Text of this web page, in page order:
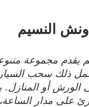
النسيم
يقدم مجموعة
ذلك سحب
الورش أو
على مدار